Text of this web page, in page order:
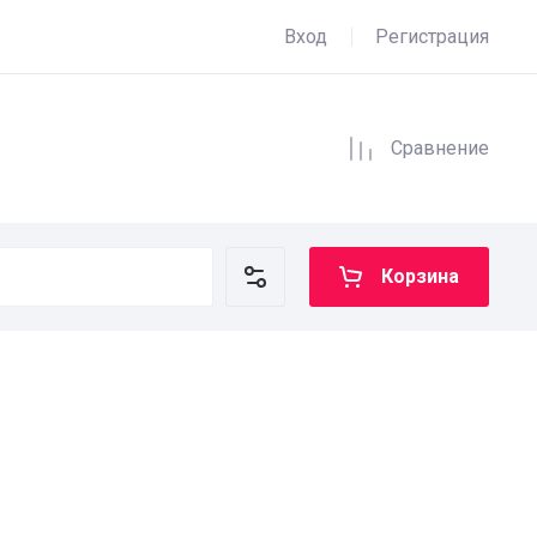
Вход Регистрация
Сравнение
Корзина